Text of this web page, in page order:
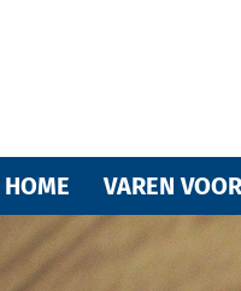
HOME VAREN